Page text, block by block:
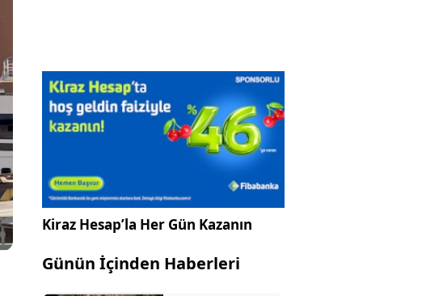
Kiraz Hesap’la Her Gün Kazanın
Günün İçinden Haberleri